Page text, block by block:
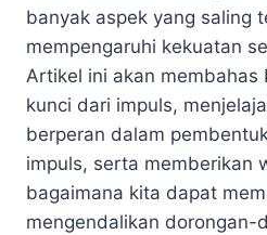
banyak aspek yang saling
mempengaruhi kekuatan
Artikel ini akan membahas
kunci dari impuls,
berperan dalam
impuls, serta memberikan
bagaimana kita dapat
mengendalikan dorongan-